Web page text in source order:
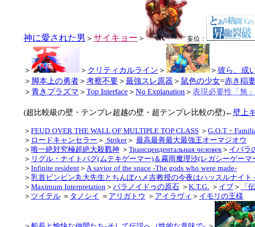
神に愛された男 ＞ サイキョー ＞ 妄位：
＞ ＞ クリティカルライン ＞ ＞ 彼ら、或
＞ 脚本上の勇者 ＞ 考察不要 ＞ 最強スレ原器 ＞ 鼠色の少女=赤き稲
＞ 青きプラズマ ＞ Top Interface ＞ No Explanation ＞ 表現必要性「無
(超比較級の壁・テンプレ超越の壁・超テンプレ比較の壁)←壁上
＞ FEUD OVER THE WALL OF MULTIPLE TOP CLASS ＞ G.O.T・
＞ ロードキャンセラー ＞ Striker＞ 最高最善最大最強王オーマジオウ
＞ 唯一絶対究極超絶大殺戮神 ＞ Трансцендентальная человек＞ イバラ
＞ リグル・ナイトバグ(ムテキゲーマー)＆霧雨魔理沙(レガシーゲーマ
＞ Infinite resident＞ A savior of the space ‐The gods who were made‐
＞ 乳首ビンビン丸大先生とちんぽハメ吉教授の今夜はハッスルナイト
＞ Maximum Interpretation ＞ パラノイドゥの原石 ＞ K.T.G. ＞ イブ＞
「
＞ ツイテル ＝ タノシイ ＝ アリガトウ ＞ アイラヴィ ＞ イモリの王様